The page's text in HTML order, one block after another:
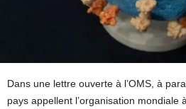
Dans une lettre ouverte à l’OMS, à
pays appellent l’organisation mondiale